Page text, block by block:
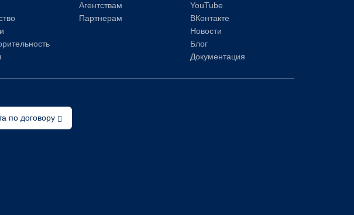
Агентствам
Партнерам
YouTube
ВКонтакте
Новости
Блог
Документация
по договору